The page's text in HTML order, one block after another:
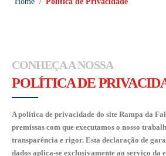
/
CONHEÇA A NOSSA
POLÍTICA DE
A política de privacidade do site Rampa da
premissas com que executamos o nosso
transparência e rigor. Esta declaração de
dados aplica-se exclusivamente ao serviço da